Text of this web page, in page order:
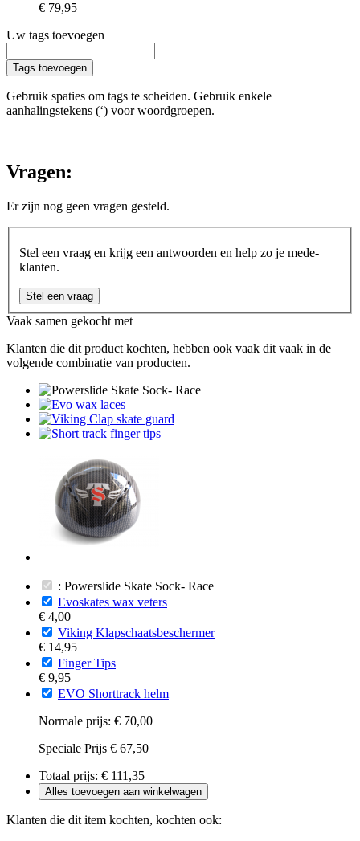
€ 79,95
Uw tags toevoegen
Tags toevoegen
Gebruik spaties om tags te scheiden. Gebruik enkele
aanhalingstekens (‘) voor woordgroepen.
Vragen:
Er zijn nog geen vragen gesteld.
Stel een vraag en krijg een antwoorden en help zo je mede-
klanten.
Stel een vraag
Vaak samen gekocht met
Klanten die dit product kochten, hebben ook vaak dit vaak in de
volgende combinatie van producten.
: Powerslide Skate Sock- Race
Evoskates wax veters
€ 4,00
Viking Klapschaatsbeschermer
€ 14,95
Finger Tips
€ 9,95
EVO Shorttrack helm
Normale prijs: € 70,00
Speciale Prijs € 67,50
Totaal prijs: € 111,35
Alles toevoegen aan winkelwagen
Klanten die dit item kochten, kochten ook: